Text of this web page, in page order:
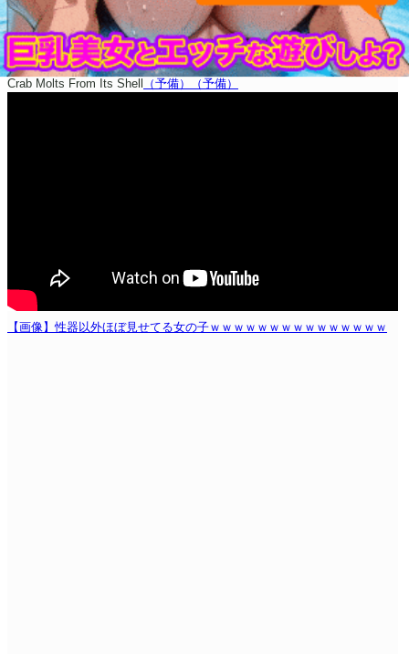
Crab Molts From Its Shell （予備） （予備）
【画像】性器以外ほぼ見せてる女の子ｗｗｗｗｗｗｗｗｗｗｗｗｗｗｗ